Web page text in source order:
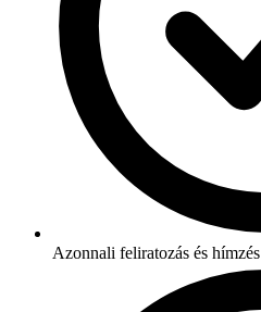
Azonnali feliratozás és hímzés